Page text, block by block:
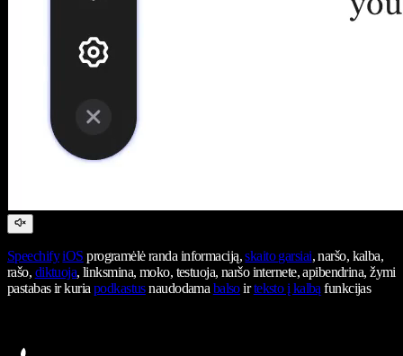
Speechify iOS programėlė randa informaciją,skaito garsiai, naršo, kalba,
rašo, diktuoja, linksmina, moko, testuoja, naršo internete, apibendrina, žymi
pastabas ir kuriapodkastusnaudodamabalsoirteksto į kalbąfunkcijas